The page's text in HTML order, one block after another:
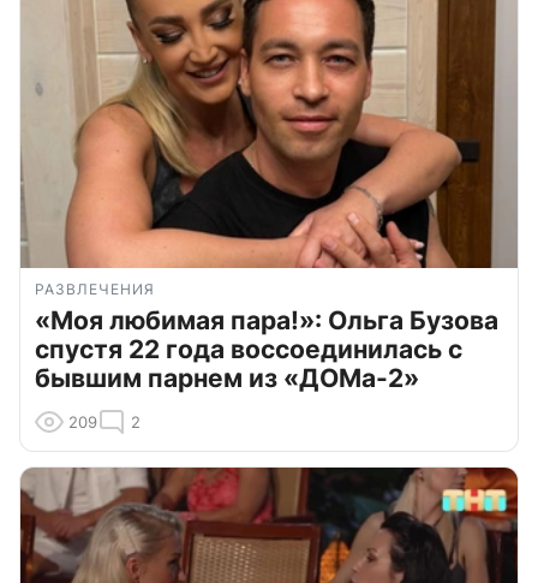
РАЗВЛЕЧЕНИЯ
«Моя любимая пара!»: Ольга Бузова
спустя 22 года воссоединилась с
бывшим парнем из «ДОМа-2»
209 2